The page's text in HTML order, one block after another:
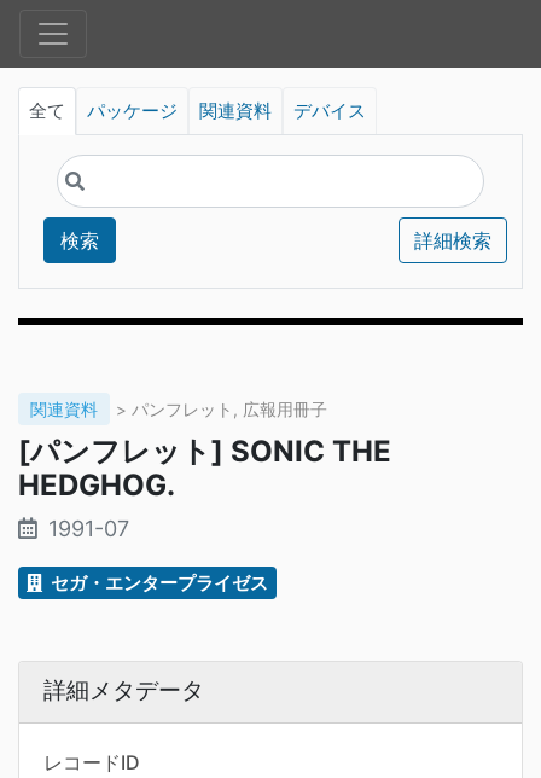
全て パッケージ 関連資料 デバイス
検索 詳細検索
関連資料 > パンフレット, 広報用冊子
[パンフレット] SONIC THE
HEDGHOG.
1991-07
セガ・エンタープライゼス
詳細メタデータ
レコードID